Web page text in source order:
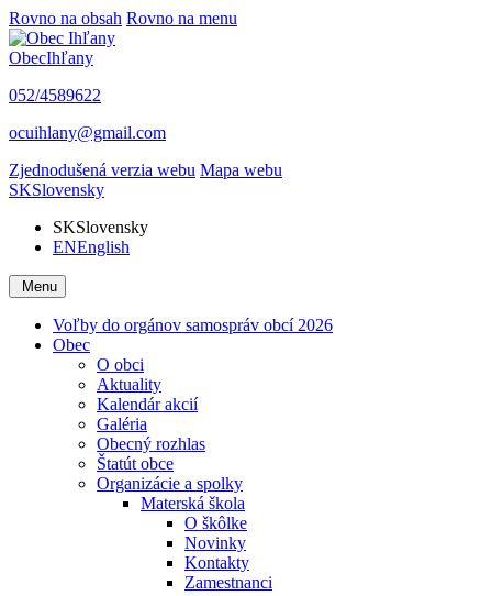
Rovno na obsah Rovno na menu
ObecIhľany
052/4589622
ocuihlany@gmail.com
Zjednodušená verzia webu Mapa webu
SKSlovensky
SKSlovensky
ENEnglish
Menu
Voľby do orgánov samospráv obcí 2026
Obec
O obci
Aktuality
Kalendár akcií
Galéria
Obecný rozhlas
Štatút obce
Organizácie a spolky
Materská škola
O škôlke
Novinky
Kontakty
Zamestnanci